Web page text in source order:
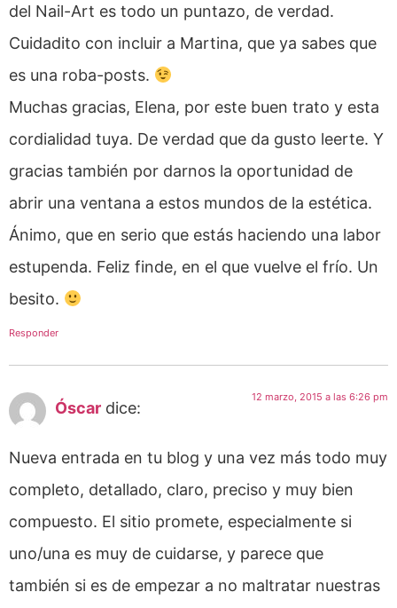
del Nail-Art es todo un puntazo, de verdad.
Cuidadito con incluir a Martina, que ya sabes que
es una roba-posts.
Muchas gracias, Elena, por este buen trato y esta
cordialidad tuya. De verdad que da gusto leerte. Y
gracias también por darnos la oportunidad de
abrir una ventana a estos mundos de la estética.
Ánimo, que en serio que estás haciendo una labor
estupenda. Feliz finde, en el que vuelve el frío. Un
besito.
Responder
Óscar dice:
12 marzo, 2015 a las 6:26 pm
Nueva entrada en tu blog y una vez más todo muy
completo, detallado, claro, preciso y muy bien
compuesto. El sitio promete, especialmente si
uno/una es muy de cuidarse, y parece que
también si es de empezar a no maltratar nuestras